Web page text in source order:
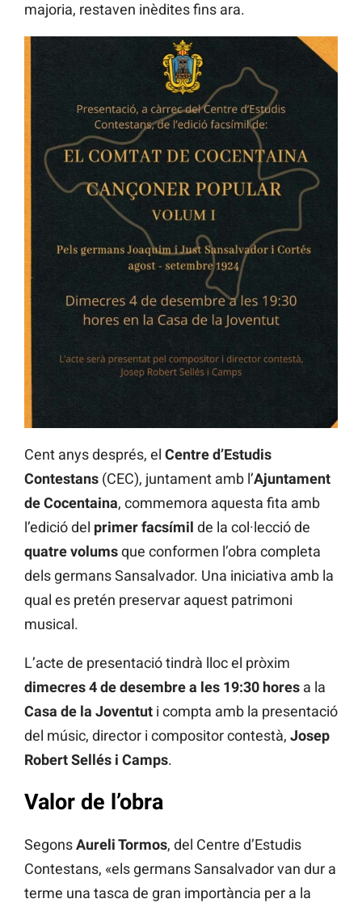
majoria, restaven inèdites fins ara.
Cent anys després, el Centre d’Estudis
Contestans (CEC), juntament amb l’Ajuntament
de Cocentaina, commemora aquesta fita amb
l’edició del primer facsímil de la col·lecció de
quatre volumsque conformen l’obra completa
dels germans Sansalvador. Una iniciativa amb la
qual es pretén preservar aquest patrimoni
musical.
L’acte de presentació tindrà lloc el pròxim
dimecres 4 de desembre a les 19:30 hores a la
Casa de la Joventut i compta amb la presentació
del músic, director i compositor contestà, Josep
Robert Sellés i Camps.
Valor de l’obra
SegonsAureli Tormos, del Centre d’Estudis
Contestans, «els germans Sansalvador van dur a
terme una tasca de gran importància per a la